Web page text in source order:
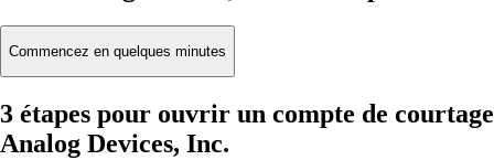
Commencez en quelques minutes
3 étapes pour ouvrir un compte de courtage
Analog Devices, Inc.